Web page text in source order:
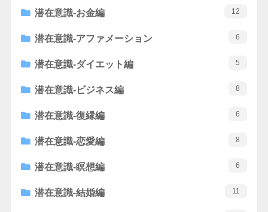
潜在意識-お金編 12
潜在意識-アファメーション 6
潜在意識-ダイエット編 5
潜在意識-ビジネス編 8
潜在意識-復縁編 6
潜在意識-恋愛編 8
潜在意識-瞑想編 6
潜在意識-結婚編 11